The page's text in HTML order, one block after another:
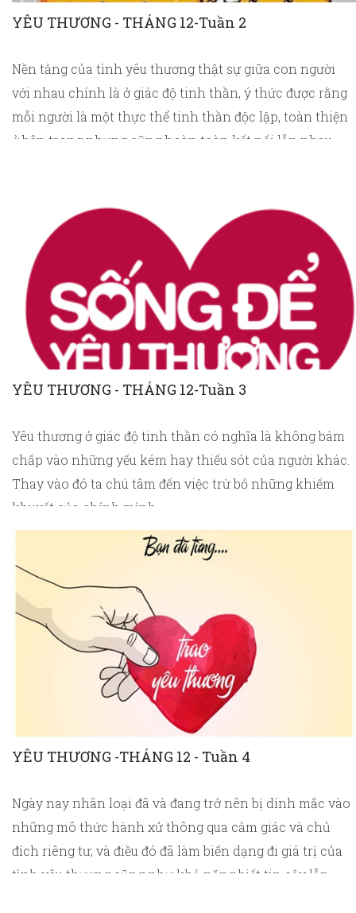
YÊU THƯƠNG - THÁNG 12-Tuần 2
Nền tảng của tình yêu thương thật sự giữa con người
với nhau chính là ở giác độ tinh thần, ý thức được rằng
mỗi người là một thực thể tinh thần độc lập, toàn thiện
ở bên trong nhưng cũng hoàn toàn kết nối lẫn nhau.
YÊU THƯƠNG - THÁNG 12-Tuần 3
Yêu thương ở giác độ tinh thần có nghĩa là không bám
chấp vào những yếu kém hay thiếu sót của người khác.
Thay vào đó ta chú tâm đến việc trừ bỏ những khiếm
khuyết của chính mình.
YÊU THƯƠNG -THÁNG 12 - Tuần 4
Ngày nay nhân loại đã và đang trở nên bị dính mắc vào
những mô thức hành xử thông qua cảm giác và chủ
đích riêng tư; và điều đó đã làm biến dạng đi giá trị của
tình yêu thương cũng như khả năng biết tin cậy lẫn